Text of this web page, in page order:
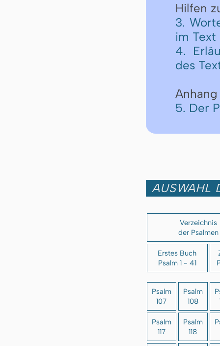
Hilfen
3.
im Text
4.
des
Anhang
5. Der
AUSWAHL
Verzeichnis
der Psalmen
Erstes Buch
Psalm 1 - 41
Psalm
107
Psalm
108
Psalm
117
Psalm
118